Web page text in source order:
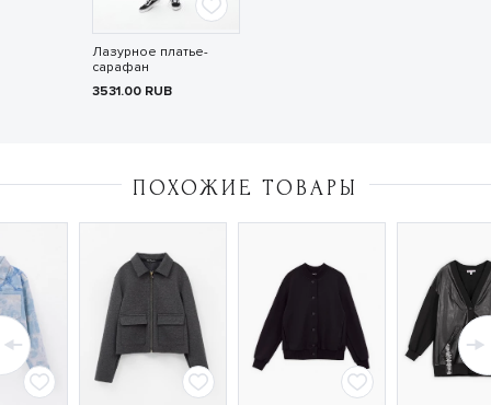
Лазурное платье-
сарафан
3531.00 RUB
ПОХОЖИЕ ТОВАРЫ